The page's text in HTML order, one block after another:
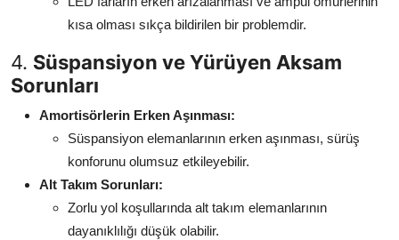
kısa olması sıkça bildirilen bir problemdir.
4. Süspansiyon ve Yürüyen Aksam
Sorunları
Amortisörlerin Erken Aşınması:
Süspansiyon elemanlarının erken aşınması, sürüş
konforunu olumsuz etkileyebilir.
Alt Takım Sorunları:
Zorlu yol koşullarında alt takım elemanlarının
dayanıklılığı düşük olabilir.